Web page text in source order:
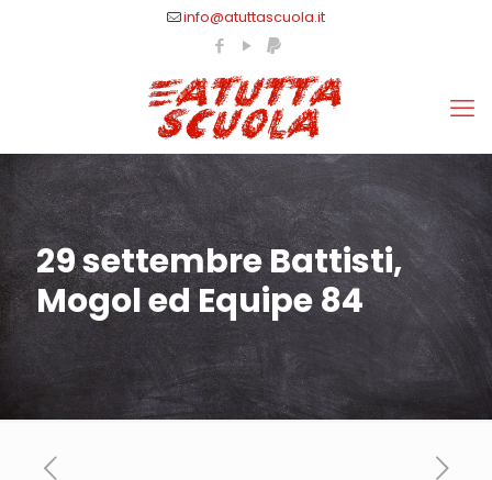
info@atuttascuola.it
29 settembre Battisti,
Mogol ed Equipe 84